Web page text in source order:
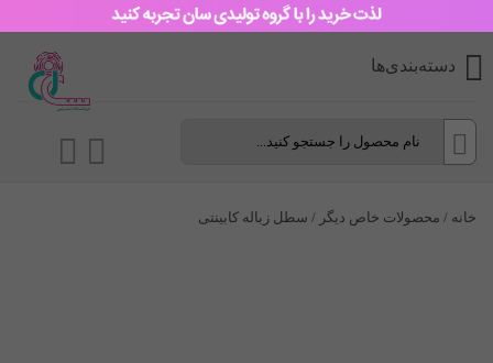
دسته‌بندی‌ها
خانه / محصولات خاص دیگر / سطل زباله کابینتی